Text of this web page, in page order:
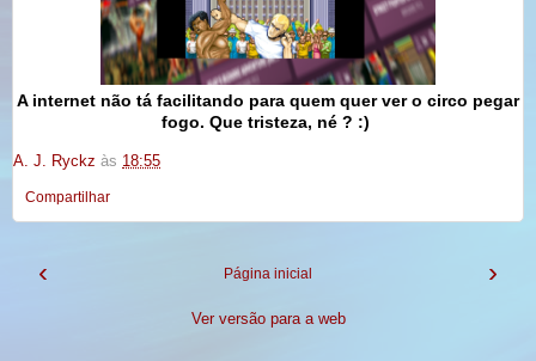
A internet não tá facilitando para quem quer ver o circo pegar
fogo. Que tristeza, né ? :)
A. J. Ryckz às 18:55
Compartilhar
‹ ›
Página inicial
Ver versão para a web